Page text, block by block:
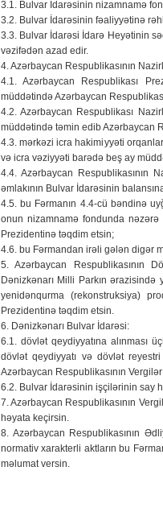
3.1. Bulvar İdarəsinin nizamnamə
3.2. Bulvar İdarəsinin fəaliyyətinə
3.3. Bulvar İdarəsi İdarə Heyətinin
vəzifədən azad edir.
4. Azərbaycan Respublikasının
4.1. Azərbaycan Respublikası
müddətində Azərbaycan
4.2. Azərbaycan Respublikası
müddətində təmin edib Azərbaycan
4.3. mərkəzi icra hakimiyyəti
və icra vəziyyəti barədə beş ay
4.4. Azərbaycan Respublikasının
əmlakının Bulvar İdarəsinin
4.5. bu Fərmanın 4.4-cü bəndinə
onun nizamnamə fondunda nəzərə
Prezidentinə təqdim etsin;
4.6. bu Fərmandan irəli gələn digər
5. Azərbaycan Respublikasının
Dənizkənarı Milli Parkın
yenidənqurma (rekonstruksiya)
Prezidentinə təqdim etsin.
6. Dənizkənarı Bulvar İdarəsi:
6.1. dövlət qeydiyyatına alınması
dövlət qeydiyyatı və dövlət
Azərbaycan Respublikasının
6.2. Bulvar İdarəsinin işçilərinin say
7. Azərbaycan Respublikasının
həyata keçirsin.
8. Azərbaycan Respublikasının
normativ xarakterli aktların bu
məlumat versin.